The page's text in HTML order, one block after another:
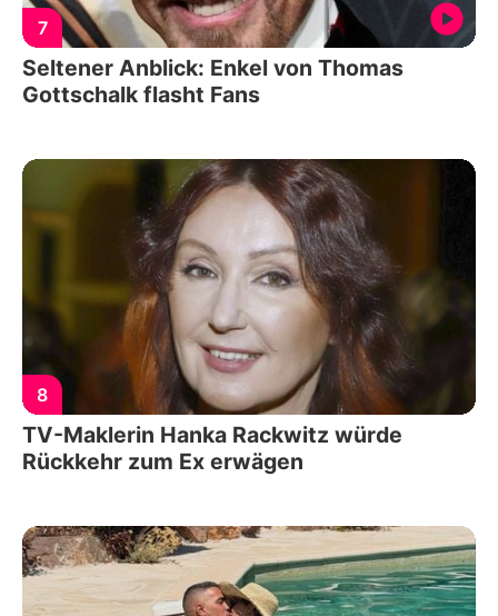
7
Seltener Anblick: Enkel von Thomas
Gottschalk flasht Fans
8
TV-Maklerin Hanka Rackwitz würde
Rückkehr zum Ex erwägen